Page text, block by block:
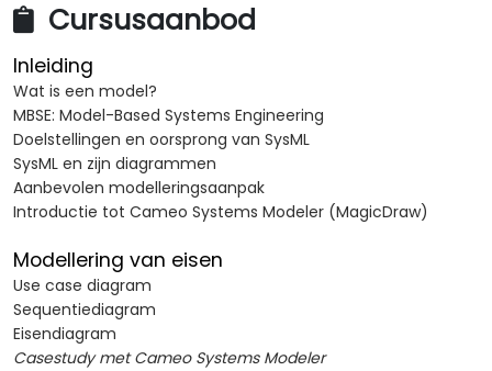
Cursusaanbod
Inleiding
Wat is een model?
MBSE: Model-Based Systems Engineering
Doelstellingen en oorsprong van SysML
SysML en zijn diagrammen
Aanbevolen modelleringsaanpak
Introductie tot Cameo Systems Modeler (MagicDraw)
Modellering van eisen
Use case diagram
Sequentiediagram
Eisendiagram
Casestudy met Cameo Systems Modeler